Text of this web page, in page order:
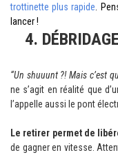
trottinette plus rapide .
lancer !
4.
“Un shuuunt ?! Mais c’est
ne s’agit en réalité que
l’appelle aussi le pont
Le retirer permet de
de gagner en vitesse.